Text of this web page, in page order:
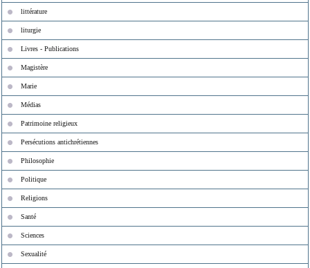
littérature
liturgie
Livres - Publications
Magistère
Marie
Médias
Patrimoine religieux
Persécutions antichrétiennes
Philosophie
Politique
Religions
Santé
Sciences
Sexualité